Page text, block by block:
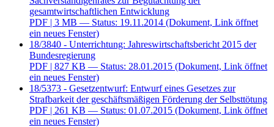
gesamtwirtschaftlichen Entwicklung
PDF | 3 MB — Status: 19.11.2014 (Dokument, Link öffnet
ein neues Fenster)
18/3840 - Unterrichtung: Jahreswirtschaftsbericht 2015 der
Bundesregierung
PDF | 827 KB — Status: 28.01.2015 (Dokument, Link öffnet
ein neues Fenster)
18/5373 - Gesetzentwurf: Entwurf eines Gesetzes zur
Strafbarkeit der geschäftsmäßigen Förderung der Selbsttötung
PDF | 261 KB — Status: 01.07.2015 (Dokument, Link öffnet
ein neues Fenster)